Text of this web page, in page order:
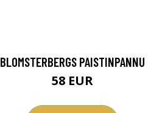
BLOMSTERBERGS PAISTINPANNU
58 EUR